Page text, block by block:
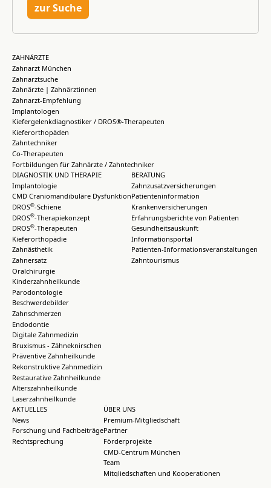
zur Suche
ZAHNÄRZTE
Zahnarzt München
Zahnarztsuche
Zahnärzte | Zahnärztinnen
Zahnarzt-Empfehlung
Implantologen
Kiefergelenkdiagnostiker / DROS®-Therapeuten
Kieferorthopäden
Zahntechniker
Co-Therapeuten
Fortbildungen für Zahnärzte / Zahntechniker
DIAGNOSTIK UND THERAPIE
Implantologie
CMD Craniomandibuläre Dysfunktion
DROS®-Schiene
DROS®-Therapiekonzept
DROS®-Therapeuten
Kieferorthopädie
Zahnästhetik
Zahnersatz
Oralchirurgie
Kinderzahnheilkunde
Parodontologie
Beschwerdebilder
Zahnschmerzen
Endodontie
Digitale Zahnmedizin
Bruxismus - Zähneknirschen
Präventive Zahnheilkunde
Rekonstruktive Zahnmedizin
Restaurative Zahnheilkunde
Alterszahnheilkunde
Laserzahnheilkunde
BERATUNG
Zahnzusatzversicherungen
Patienteninformation
Krankenversicherungen
Erfahrungsberichte von Patienten
Gesundheitsauskunft
Informationsportal
Patienten-Informationsveranstaltungen
Zahntourismus
AKTUELLES
News
Forschung und Fachbeiträge
Rechtsprechung
ÜBER UNS
Premium-Mitgliedschaft
Partner
Förderprojekte
CMD-Centrum München
Team
Mitgliedschaften und Kooperationen